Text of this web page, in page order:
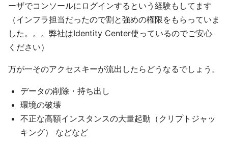
ーザでコンソールにログインするという経験もしてます
（インフラ担当だったので割と強めの権限をもらっていま
した。。。弊社はIdentity Center使っているのでご安心
ください）
万が一そのアクセスキーが流出したらどうなるでしょう。
データの削除・持ち出し
環境の破壊
不正な高額インスタンスの大量起動（クリプトジャッ
キング） などなど